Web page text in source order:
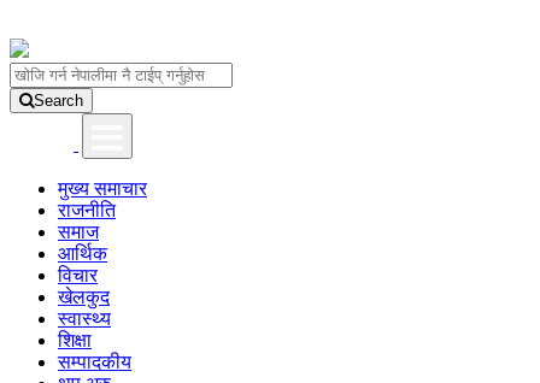
Search
मुख्य समाचार
राजनीति
समाज
आर्थिक
विचार
खेलकुद
स्वास्थ्य
शिक्षा
सम्पादकीय